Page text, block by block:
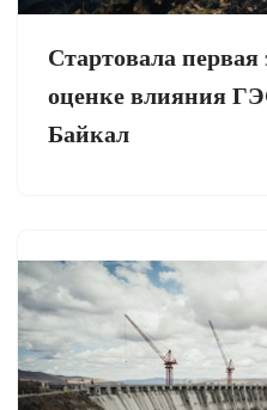
Стартовала
оценке влияния
Байкал